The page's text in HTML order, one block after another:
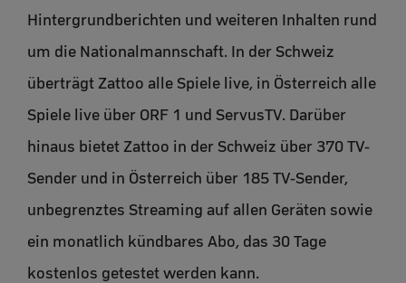
Hintergrundberichten und weiteren Inhalten rund
um die Nationalmannschaft. In der Schweiz
überträgt Zattoo alle Spiele live, in Österreich alle
Spiele live über ORF 1 und ServusTV. Darüber
hinaus bietet Zattoo in der Schweiz über 370 TV-
Sender und in Österreich über 185 TV-Sender,
unbegrenztes Streaming auf allen Geräten sowie
ein monatlich kündbares Abo, das 30 Tage
kostenlos getestet werden kann.